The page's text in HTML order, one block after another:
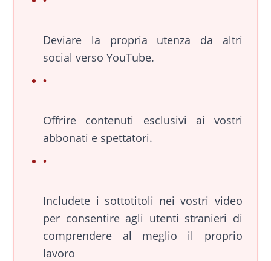
Deviare la propria utenza da altri
social verso YouTube.
Offrire contenuti esclusivi ai vostri
abbonati e spettatori.
Includete i sottotitoli nei vostri video
per consentire agli utenti stranieri di
comprendere al meglio il proprio
lavoro